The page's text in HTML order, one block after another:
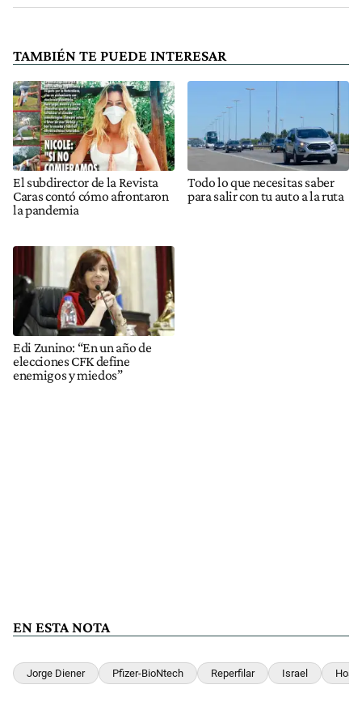
TAMBIÉN TE PUEDE INTERESAR
El subdirector de la Revista
Caras contó cómo afrontaron
la pandemia
Todo lo que necesitas saber
para salir con tu auto a la ruta
Edi Zunino: “En un año de
elecciones CFK define
enemigos y miedos”
EN ESTA NOTA
Jorge Diener Pfizer-BioNtech Reperfilar Israel